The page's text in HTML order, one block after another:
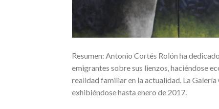
Resumen: Antonio Cortés Rolón ha
emigrantes sobre sus lienzos, haciéndose
realidad familiar en la actualidad. La
exhibiéndose hasta enero de 2017.